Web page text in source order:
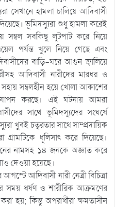
সেখানে হামলা চালিয়ে আদিবাসী
ভূমিদস্যুরা শুধু হামলা করেই
সম্বল সবকিছু লুটপাট করে নিয়ে
পর্যন্ত খুলে নিয়ে গেছে এবং
বাড়ি-ঘরে আগুন জ্বালিয়ে
আদিবাসী নারীদের মারধর ও
সহায় সম্বলহীন হয়ে খোলা আকাশের
করছে। এই ঘটনায় আমরা
সাথে ভূমিদস্যুদের সংঘর্ষে
খুবই চতুরতার সাথে সাম্প্রদায়িক
গ্রামটিকে ধূলিসাৎ করে দিয়েছে।
নামসহ ১৪ জনকে অজ্ঞাত করে
দেওয়া হয়েছে।
আদিবাসী নারী নেত্রী বিচিত্রা
সময় ধর্ষণ ও শারীরিক আক্রমণের
হয়; কিন্তু অপরাধীরা ক্ষমতাসীন